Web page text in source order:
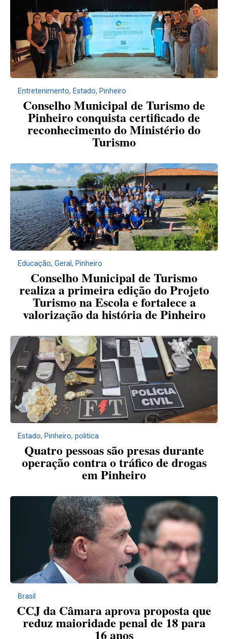
Entretenimento, Estado, Pinheiro
Conselho Municipal de Turismo de
Pinheiro conquista certificado de
reconhecimento do Ministério do
Turismo
Educação, Geral, Pinheiro
Conselho Municipal de Turismo
realiza a primeira edição do Projeto
Turismo na Escola e fortalece a
valorização da história de Pinheiro
Estado, Pinheiro, politica
Quatro pessoas são presas durante
operação contra o tráfico de drogas
em Pinheiro
Brasil
CCJ da Câmara aprova proposta que
reduz maioridade penal de 18 para
16 anos